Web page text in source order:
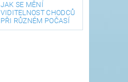
JAK SE MĚNÍ
VIDITELNOST CHODCŮ
PŘI RŮZNÉM POČASÍ